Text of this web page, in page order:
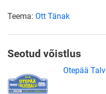
Teema: Ott Tänak
Seotud võistlus
Otepää